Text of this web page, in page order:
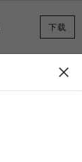
下载